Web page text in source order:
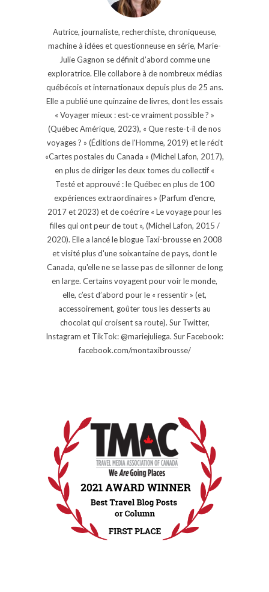
Autrice, journaliste, recherchiste, chroniqueuse,
machine à idées et questionneuse en série, Marie-
Julie Gagnon se définit d’abord comme une
exploratrice. Elle collabore à de nombreux médias
québécois et internationaux depuis plus de 25 ans.
Elle a publié une quinzaine de livres, dont les essais
« Voyager mieux : est-ce vraiment possible ? »
(Québec Amérique, 2023), « Que reste-t-il de nos
voyages ? » (Éditions de l'Homme, 2019) et le récit
«Cartes postales du Canada » (Michel Lafon, 2017),
en plus de diriger les deux tomes du collectif «
Testé et approuvé : le Québec en plus de 100
expériences extraordinaires » (Parfum d'encre,
2017 et 2023) et de coécrire « Le voyage pour les
filles qui ont peur de tout », (Michel Lafon, 2015 /
2020). Elle a lancé le blogue Taxi-brousse en 2008
et visité plus d'une soixantaine de pays, dont le
Canada, qu'elle ne se lasse pas de sillonner de long
en large. Certains voyagent pour voir le monde,
elle, c’est d’abord pour le « ressentir » (et,
accessoirement, goûter tous les desserts au
chocolat qui croisent sa route). Sur Twitter,
Instagram et TikTok: @mariejuliega. Sur Facebook:
facebook.com/montaxibrousse/